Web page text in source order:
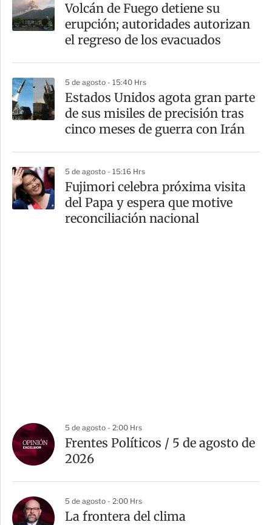
Volcán de Fuego detiene su
erupción; autoridades autorizan
el regreso de los evacuados
5 de agosto - 15:40 Hrs
Estados Unidos agota gran parte
de sus misiles de precisión tras
cinco meses de guerra con Irán
5 de agosto - 15:16 Hrs
Fujimori celebra próxima visita
del Papa y espera que motive
reconciliación nacional
5 de agosto - 2:00 Hrs
Frentes Políticos / 5 de agosto de
2026
5 de agosto - 2:00 Hrs
La frontera del clima